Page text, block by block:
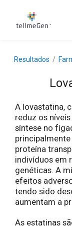
Resultados
A lovastatina,
reduz os
síntese no
principalmente
proteína
indivíduos em
genéticas. A
efeitos
tendo sido
aumentam a
As estatinas